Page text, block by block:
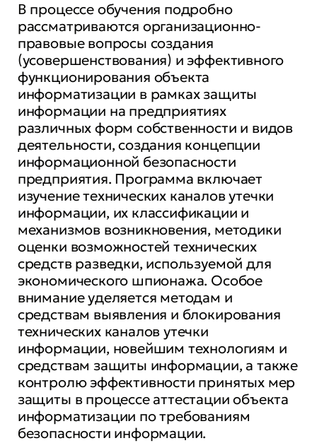
В процессе обучения подробно
рассматриваются организационно-
правовые вопросы создания
(усовершенствования) и эффективного
функционирования объекта
информатизации в рамках защиты
информации на предприятиях
различных форм собственности и видов
деятельности, создания концепции
информационной безопасности
предприятия. Программа включает
изучение технических каналов утечки
информации, их классификации и
механизмов возникновения, методики
оценки возможностей технических
средств разведки, используемой для
экономического шпионажа. Особое
внимание уделяется методам и
средствам выявления и блокирования
технических каналов утечки
информации, новейшим технологиям и
средствам защиты информации, а также
контролю эффективности принятых мер
защиты в процессе аттестации объекта
информатизации по требованиям
безопасности информации.